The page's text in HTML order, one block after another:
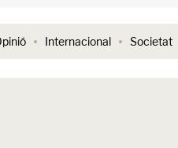
Internacional Societat